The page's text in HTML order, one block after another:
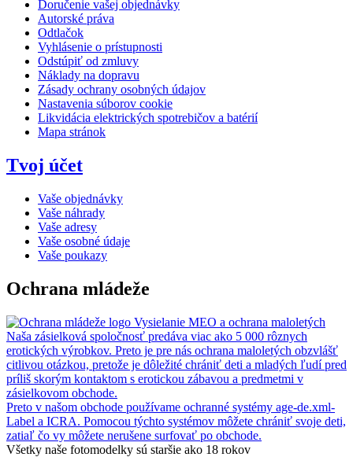
Doručenie vašej objednávky
Autorské práva
Odtlačok
Vyhlásenie o prístupnosti
Odstúpiť od zmluvy
Náklady na dopravu
Zásady ochrany osobných údajov
Nastavenia súborov cookie
Likvidácia elektrických spotrebičov a batérií
Mapa stránok
Tvoj účet
Vaše objednávky
Vaše náhrady
Vaše adresy
Vaše osobné údaje
Vaše poukazy
Ochrana mládeže
Vysielanie MEO a ochrana maloletých
Naša zásielková spoločnosť predáva viac ako 5 000 rôznych
erotických výrobkov. Preto je pre nás ochrana maloletých obzvlášť
citlivou otázkou, pretože je dôležité chrániť deti a mladých ľudí pred
príliš skorým kontaktom s erotickou zábavou a predmetmi v
zásielkovom obchode.
Preto v našom obchode používame ochranné systémy age-de.xml-
Label a ICRA. Pomocou týchto systémov môžete chrániť svoje deti,
zatiaľ čo vy môžete nerušene surfovať po obchode.
Všetky naše fotomodelky sú staršie ako 18 rokov